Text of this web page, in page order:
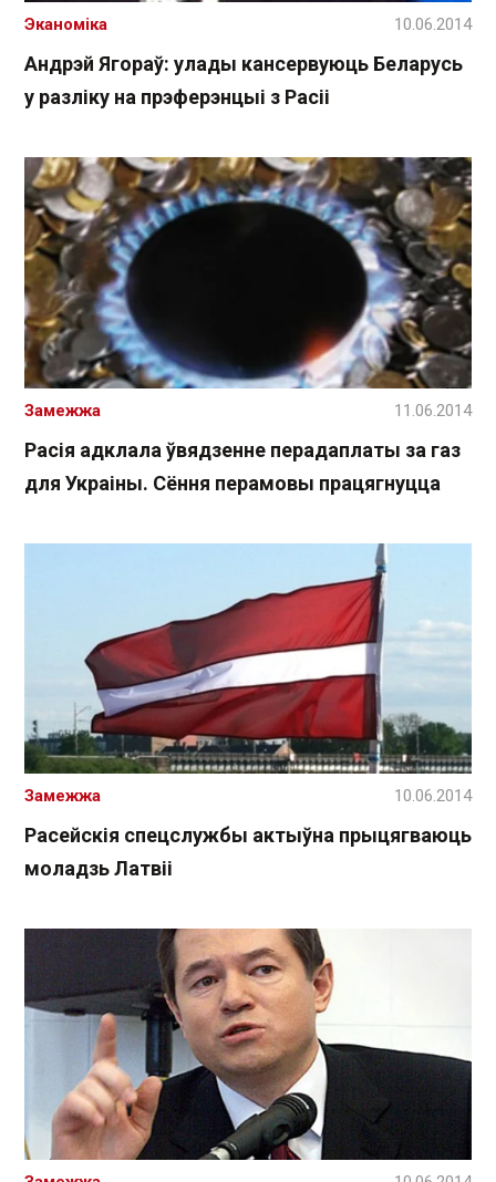
Андрэй Ягораў: улады кансервуюць Беларусь
у разліку на прэферэнцыі з Расіі
Эканоміка 10.06.2014
Расія адклала ўвядзенне перадаплаты за газ
для Украіны. Сёння перамовы працягнуцца
Замежжа 11.06.2014
Расейскія спецслужбы актыўна прыцягваюць
моладзь Латвіі
Замежжа 10.06.2014